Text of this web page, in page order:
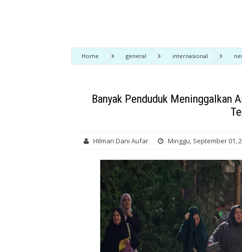
Home general internasional
Operasi Israel di Tepi Barat
Banyak Penduduk Meninggalkan
Hilman Dani Aufar Minggu, September 01,